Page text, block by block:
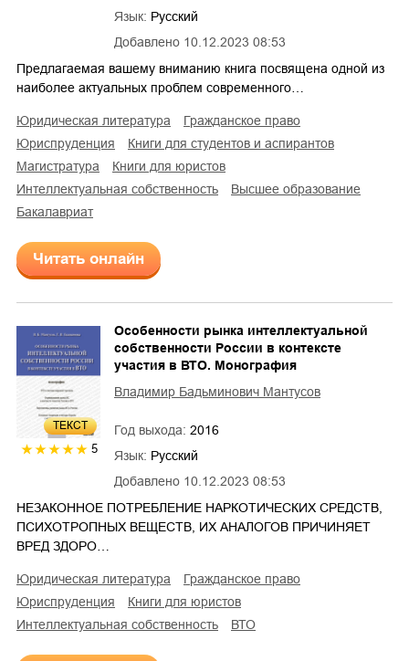
Добавлено 10.12.2023 08:53
Язык: Русский
Предлагаемая вашему вниманию книга посвящена одной из
наиболее актуальных проблем современного…
юридическая литература
гражданское право
юриспруденция
книги для студентов и аспирантов
магистратура
книги для юристов
интеллектуальная собственность
высшее образование
бакалавриат
Читать онлайн
ТЕКСТ
5
Добавлено 10.12.2023 08:53
Особенности рынка интеллектуальной
собственности России в контексте
участия в ВТО. Монография
Владимир Бадьминович Мантусов
Год выхода: 2016
Язык: Русский
НЕЗАКОННОЕ ПОТРЕБЛЕНИЕ НАРКОТИЧЕСКИХ СРЕДСТВ,
ПСИХОТРОПНЫХ ВЕЩЕСТВ, ИХ АНАЛОГОВ ПРИЧИНЯЕТ
ВРЕД ЗДОРО…
юридическая литература
гражданское право
юриспруденция
книги для юристов
интеллектуальная собственность
ВТО